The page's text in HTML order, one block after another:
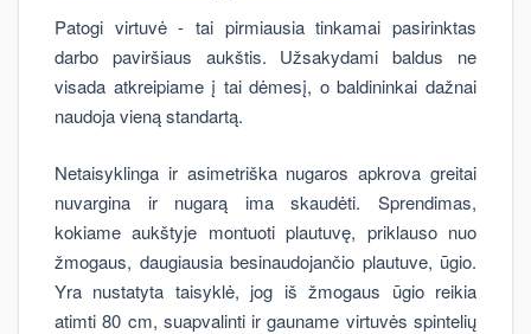
Patogi virtuvė - tai pirmiausia tinkamai pasirinktas
darbo paviršiaus aukštis. Užsakydami baldus ne
visada atkreipiame į tai dėmesį, o baldininkai dažnai
naudoja vieną standartą.
Netaisyklinga ir asimetriška nugaros apkrova greitai
nuvargina ir nugarą ima skaudėti. Sprendimas,
kokiame aukštyje montuoti plautuvę, priklauso nuo
žmogaus, daugiausia besinaudojančio plautuve, ūgio.
Yra nustatyta taisyklė, jog iš žmogaus ūgio reikia
atimti 80 cm, suapvalinti ir gauname virtuvės spintelių